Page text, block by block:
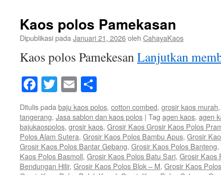
Kaos polos Pamekasan
Dipublikasi padaJanuari 21, 2026oleh CahayaKaos
Kaos polos PamekesanLanjutkan
Facebook
Twitter
Email
Ditulis pada baju kaos polos, cotton combed, grosir kaos murah
tangerang, Jasa sablon dan kaos polos | Tag agen kaos, agen
bajukaospolos, grosir kaos, Grosir Kaos Grosir Kaos Polos
Polos Alam Sutera, Grosir Kaos Polos Bambu Apus, Grosir
Grosir Kaos Polos Bantar Gebang, Grosir Kaos Polos Banteng,
Kaos Polos Basmoll, Grosir Kaos Polos Batu Sari, Grosir Kaos
Bendungan Hilir, Grosir Kaos Polos Blok – M, Grosir Kaos